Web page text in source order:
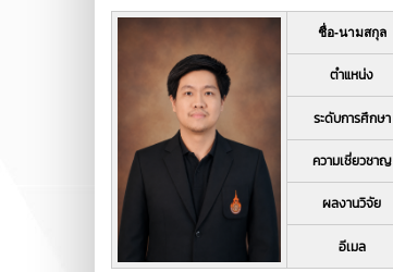
ชื่อ-นามสกุล
ตำแหน่ง
ระดับการศึกษา
ความเชี่ยวชาญ
ผลงานวิจัย
อีเมล